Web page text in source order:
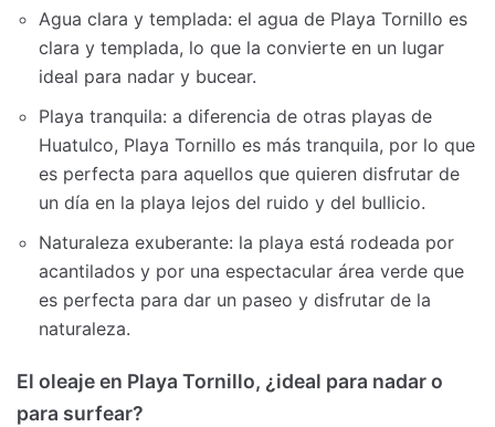
Agua clara y templada: el agua de Playa Tornillo es
clara y templada, lo que la convierte en un lugar
ideal para nadar y bucear.
Playa tranquila: a diferencia de otras playas de
Huatulco, Playa Tornillo es más tranquila, por lo que
es perfecta para aquellos que quieren disfrutar de
un día en la playa lejos del ruido y del bullicio.
Naturaleza exuberante: la playa está rodeada por
acantilados y por una espectacular área verde que
es perfecta para dar un paseo y disfrutar de la
naturaleza.
El oleaje en Playa Tornillo, ¿ideal para nadar o
para surfear?